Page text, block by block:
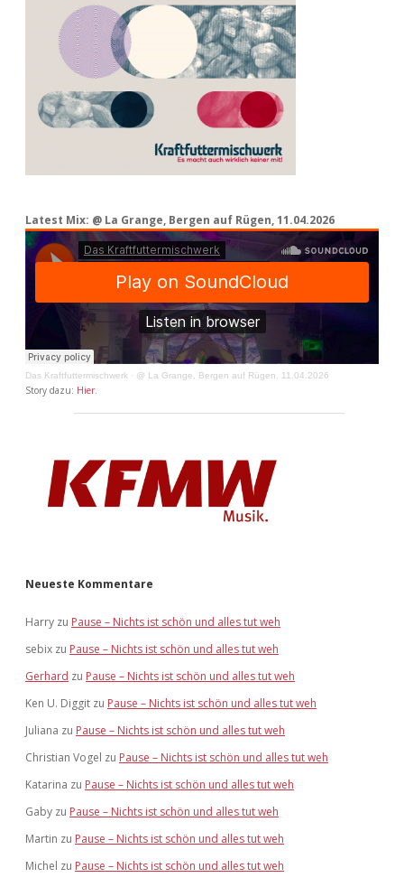
Latest Mix: @ La Grange, Bergen auf Rügen, 11.04.2026
Das Kraftfuttermischwerk · @ La Grange, Bergen auf Rügen, 11.04.2026
Story dazu: Hier
Neueste Kommentare
Harry zu Pause – Nichts ist schön und alles tut weh
sebix zu Pause – Nichts ist schön und alles tut weh
Gerhard zu Pause – Nichts ist schön und alles tut weh
Ken U. Diggit zu Pause – Nichts ist schön und alles tut weh
Juliana zu Pause – Nichts ist schön und alles tut weh
Christian Vogel zu Pause – Nichts ist schön und alles tut weh
Katarina zu Pause – Nichts ist schön und alles tut weh
Gaby zu Pause – Nichts ist schön und alles tut weh
Martin zu Pause – Nichts ist schön und alles tut weh
Michel zu Pause – Nichts ist schön und alles tut weh